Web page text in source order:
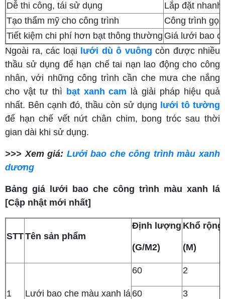
Dễ thi công, tái sử dụng
Lắp đặt
Tạo thẩm mỹ cho công trình
Công trình
Tiết kiệm chi phí hơn bạt thông thường Giá lưới bao
Ngoài ra, các loại lưới dù ô vuông còn được nhiều
thầu sử dụng để hạn chế tai nạn lao động cho công
nhân, với những công trình cần che mưa che nắng
cho vật tư thì bạt xanh cam là giải pháp hiệu quả
nhất. Bên cạnh đó, thầu còn sử dụng lưới tô tường
để hạn chế vết nứt chân chim, bong tróc sau thời
gian dài khi sử dụng.
>>> Xem giá: Lưới bao che công trình màu xanh
dương
Bảng giá lưới bao che công trình màu xanh lá
[Cập nhật mới nhất]
STTTên sản phẩm
Định lượng
(G/M2)
Khổ rộng
(M)
1 Lưới bao che màu xanh lá
60 2
60 3